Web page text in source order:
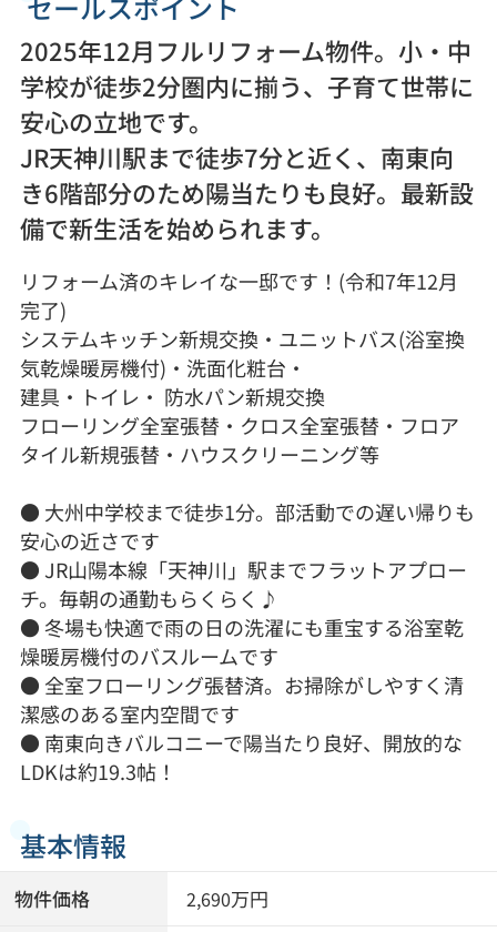
2025年12月フルリフォーム物件。小・中
学校が徒歩2分圏内に揃う、子育て世帯に
安心の立地です。
JR天神川駅まで徒歩7分と近く、南東向
き6階部分のため陽当たりも良好。最新設
備で新生活を始められます。
リフォーム済のキレイな一邸です！(令和7年12月
完了)
システムキッチン新規交換・ユニットバス(浴室換
気乾燥暖房機付)・洗面化粧台・
建具・トイレ・ 防水パン新規交換
フローリング全室張替・クロス全室張替・フロア
タイル新規張替・ハウスクリーニング等
● 大州中学校まで徒歩1分。部活動での遅い帰りも
安心の近さです
● JR山陽本線「天神川」駅までフラットアプロー
チ。毎朝の通勤もらくらく♪
● 冬場も快適で雨の日の洗濯にも重宝する浴室乾
燥暖房機付のバスルームです
● 全室フローリング張替済。お掃除がしやすく清
潔感のある室内空間です
● 南東向きバルコニーで陽当たり良好、開放的な
LDKは約19.3帖！
基本情報
物件価格 2,690万円